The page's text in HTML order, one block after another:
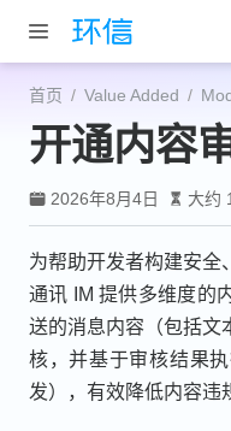
跳至主要內容
首页 Value Added
开通内容
2026年8月4日 大约
为帮助开发者构建安全
通讯 IM 提供多维度的
送的消息内容（包括文
核，并基于审核结果
发），有效降低内容违